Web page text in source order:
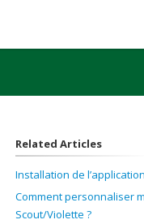
Related Articles
Installation de
Comment personnaliser
Scout/Violette ?